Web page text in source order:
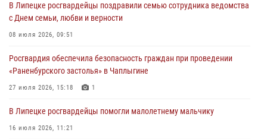
31 июля 2026, 15:49
Лекция по финансовой грамотности прошла для сотрудников
30 июля 2026, 15:25
В Управлении Росгвардии по Липецкой области состоялся вечер
29 июля 2026, 15:05
В Липецке росгвардейцы поздравили семью сотрудника ведомства
с Днем семьи, любви и верности
08 июля 2026, 09:51
Росгвардия обеспечила безопасность граждан при проведении
«Раненбурского застолья» в Чаплыгине
27 июля 2026, 15:18 1
В Липецке росгвардейцы помогли малолетнему мальчику
16 июля 2026, 11:21